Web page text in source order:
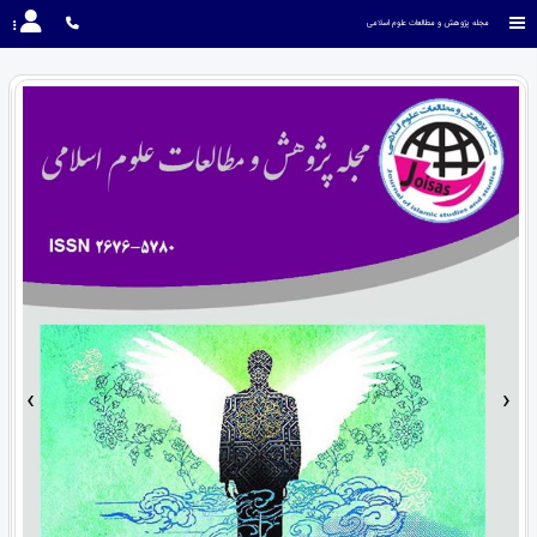
مجله پژوهش و مطالعات علوم اسلامی
› ‹